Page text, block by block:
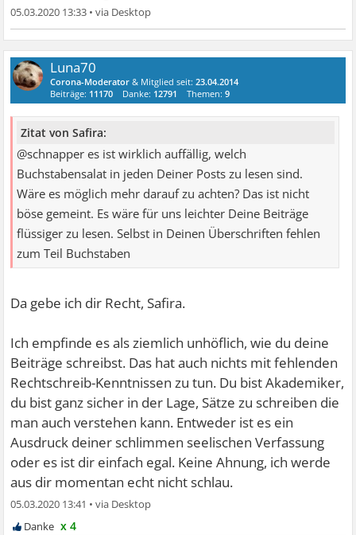
05.03.2020 13:33 •
Luna70
Corona-Moderator & Mitglied seit:23.04.2014
Beiträge: 11170 Danke: 12791 Themen:9
Zitat von Safira:
@schnapper es ist wirklich auffällig, welch
Buchstabensalat in jeden Deiner Posts zu lesen sind.
Wäre es möglich mehr darauf zu achten? Das ist nicht
böse gemeint. Es wäre für uns leichter Deine Beiträge
flüssiger zu lesen. Selbst in Deinen Überschriften fehlen
zum Teil Buchstaben
Da gebe ich dir Recht, Safira.
Ich empfinde es als ziemlich unhöflich, wie du deine
Beiträge schreibst. Das hat auch nichts mit fehlenden
Rechtschreib-Kenntnissen zu tun. Du bist Akademiker,
du bist ganz sicher in der Lage, Sätze zu schreiben die
man auch verstehen kann. Entweder ist es ein
Ausdruck deiner schlimmen seelischen Verfassung
oder es ist dir einfach egal. Keine Ahnung, ich werde
aus dir momentan echt nicht schlau.
05.03.2020 13:41 •
x 4